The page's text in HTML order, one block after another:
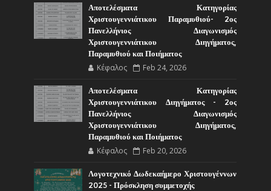
Αποτελέσματα Κατηγορίας
Χριστουγεννιάτικου Παραμυθιού- 2ος
Πανελλήνιος Διαγωνισμός
Χριστουγεννιάτικου Διηγήματος,
Παραμυθιού και Ποιήματος
Κέφαλος Feb 24, 2026
Αποτελέσματα Κατηγορίας
Χριστουγεννιάτικου Διηγήματος - 2ος
Πανελλήνιος Διαγωνισμός
Χριστουγεννιάτικου Διηγήματος,
Παραμυθιού και Ποιήματος
Κέφαλος Feb 20, 2026
Λογοτεχνικό Δωδεκαήμερο Χριστουγέννων
2025 - Πρόσκληση συμμετοχής